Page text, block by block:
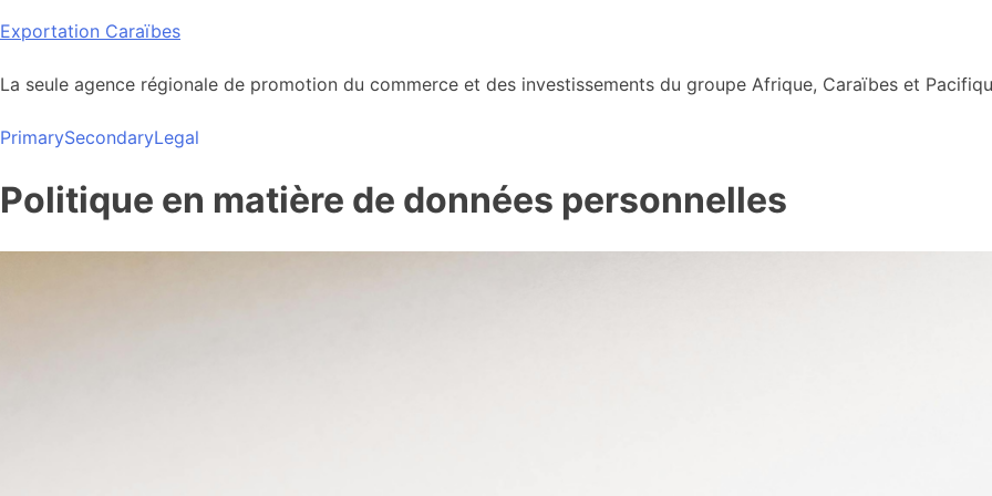
Skip
content
Exportation Caraïbes
La seule agence régionale de promotion du commerce et des investissements du groupe Afrique, Caraïbes et
PrimarySecondaryLegal
Politique en matière de données personnelles